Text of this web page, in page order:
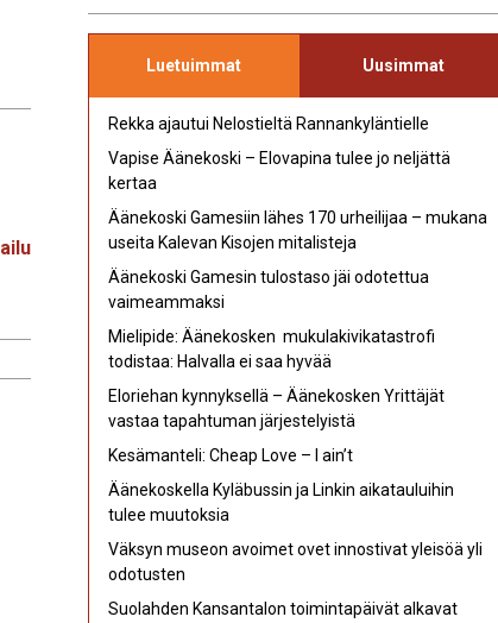
Luetuimmat Uusimmat
Rekka ajautui Nelostieltä Rannankyläntielle
Vapise Äänekoski – Elovapina tulee jo neljättä
kertaa
Äänekoski Gamesiin lähes 170 urheilijaa – mukana
useita Kalevan Kisojen mitalisteja
Äänekoski Gamesin tulostaso jäi odotettua
vaimeammaksi
Mielipide: Äänekosken mukulakivikatastrofi
todistaa: Halvalla ei saa hyvää
Eloriehan kynnyksellä – Äänekosken Yrittäjät
vastaa tapahtuman järjestelyistä
Kesämanteli: Cheap Love – I ain’t
Äänekoskella Kyläbussin ja Linkin aikatauluihin
tulee muutoksia
Väksyn museon avoimet ovet innostivat yleisöä yli
odotusten
Suolahden Kansantalon toimintapäivät alkavat